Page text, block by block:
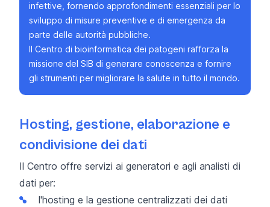
infettive, fornendo approfondimenti essenziali per lo
sviluppo di misure preventive e di emergenza da
parte delle autorità pubbliche.
Il Centro di bioinformatica dei patogeni rafforza la
missione del SIB di generare conoscenza e fornire
gli strumenti per migliorare la salute in tutto il mondo.
Hosting, gestione, elaborazione e
condivisione dei dati
Il Centro offre servizi ai generatori e agli analisti di
dati per:
l'hosting e la gestione centralizzati dei dati